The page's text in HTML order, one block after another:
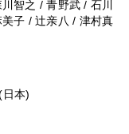
智之 / 青野武 / 石川
子 / 辻亲八 / 津村真
本)